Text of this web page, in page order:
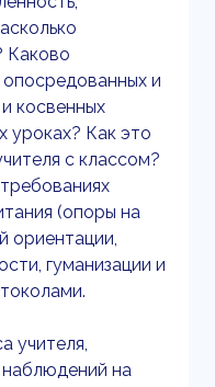
Каково
и
косвенных
уроках? Как это
с классом?
(опоры на
ориентации,
гуманизации и
учителя,
на